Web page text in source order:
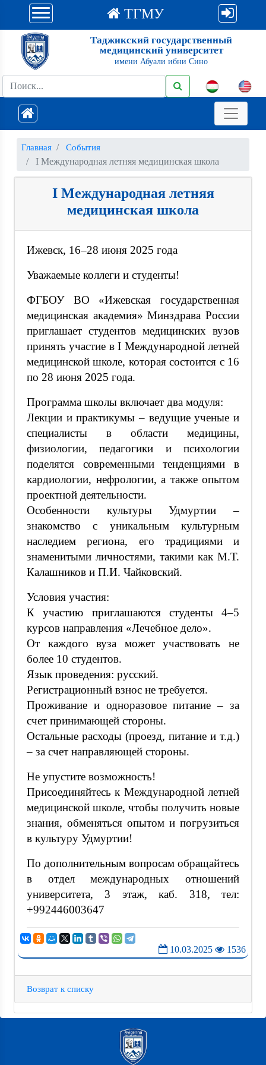
ТГМУ
Таджикский государственный
медицинский университет
имени Абуали ибни Сино
Главная События
I Международная летняя медицинская школа
I Международная летняя
медицинская школа
Ижевск, 16–28 июня 2025 года
Уважаемые коллеги и студенты!
ФГБОУ ВО «Ижевская государственная
медицинская академия» Минздрава России
приглашает студентов медицинских вузов
принять участие в I Международной летней
медицинской школе, которая состоится с 16
по 28 июня 2025 года.
Программа школы включает два модуля:
Лекции и практикумы – ведущие ученые и
специалисты в области медицины,
физиологии, педагогики и психологии
поделятся современными тенденциями в
кардиологии, нефрологии, а также опытом
проектной деятельности.
Особенности культуры Удмуртии –
знакомство с уникальным культурным
наследием региона, его традициями и
знаменитыми личностями, такими как М.Т.
Калашников и П.И. Чайковский.
Условия участия:
К участию приглашаются студенты 4–5
курсов направления «Лечебное дело».
От каждого вуза может участвовать не
более 10 студентов.
Язык проведения: русский.
Регистрационный взнос не требуется.
Проживание и одноразовое питание – за
счет принимающей стороны.
Остальные расходы (проезд, питание и т.д.)
– за счет направляющей стороны.
Не упустите возможность!
Присоединяйтесь к Международной летней
медицинской школе, чтобы получить новые
знания, обменяться опытом и погрузиться
в культуру Удмуртии!
По дополнительным вопросам обращайтесь
в отдел международных отношений
университета, 3 этаж, каб. 318, тел:
+992446003647
10.03.2025 1536
Возврат к списку